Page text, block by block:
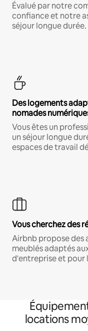
Évalué par notre
confiance et notre
séjour longue durée.
Des logements
nomades
Vous êtes un
un séjour longue
espaces de travail
Vous cherchez des
Airbnb propose
meublés adaptés
d'entreprise et pour
locations